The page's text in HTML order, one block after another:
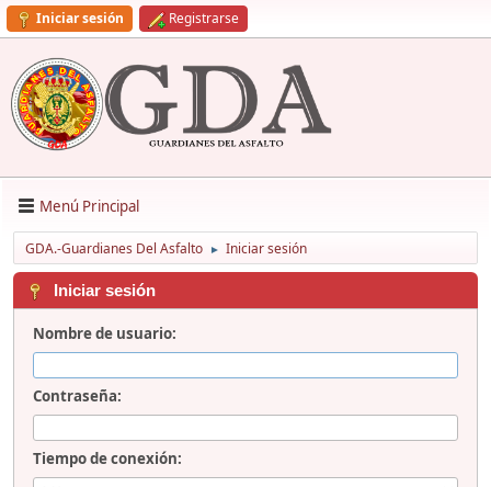
Iniciar sesión Registrarse
Menú Principal
GDA.-Guardianes Del Asfalto ► Iniciar sesión
Iniciar sesión
Nombre de usuario:
Contraseña:
Tiempo de conexión: